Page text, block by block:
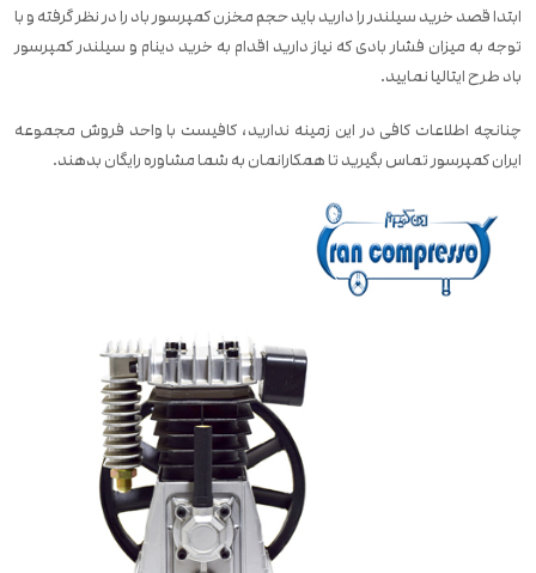
ابتدا قصد خرید سیلندر را دارید باید حجم مخزن کمپرسور باد را در نظر گرفته و با
توجه به میزان فشار بادی که نیاز دارید اقدام به خرید دینام و سیلندر کمپرسور
باد طرح ایتالیا نمایید.
چنانچه اطلاعات کافی در این زمینه ندارید، کافیست با واحد فروش مجموعه
ایران کمپرسور تماس بگیرید تا همکارانمان به شما مشاوره رایگان بدهند.